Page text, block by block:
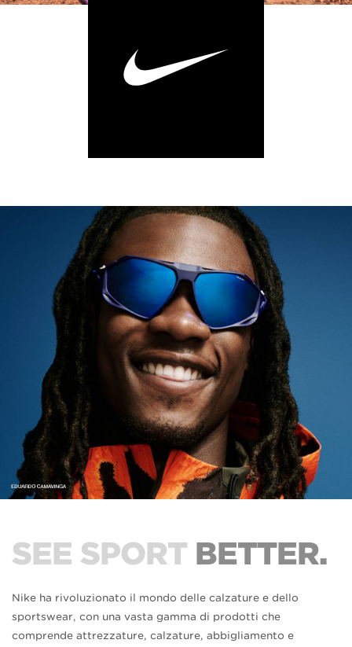
SEE SPORT BETTER.
Nike ha rivoluzionato il mondo delle calzature e dello
sportswear, con una vasta gamma di prodotti che
comprende attrezzature, calzature, abbigliamento e